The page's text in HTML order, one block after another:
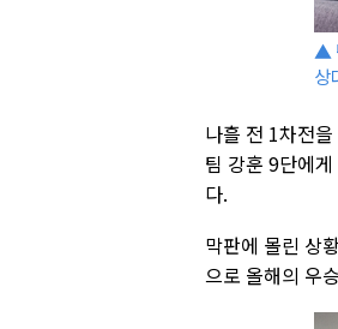
▲
상
나흘 전 1차전
팀 강훈 9단에
다.
막판에 몰린 상
으로 올해의 우